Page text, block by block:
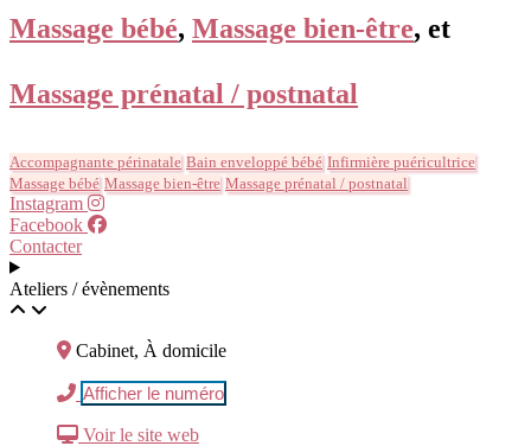
Massage bébé, Massage bien-être, et
Massage prénatal / postnatal
Accompagnante périnatale Bain enveloppé bébé Infirmière puéricultrice
Massage bébé Massage bien-être Massage prénatal / postnatal
Instagram
Facebook
Contacter
Ateliers / évènements
Cabinet, À domicile
Afficher le numéro
Voir le site web